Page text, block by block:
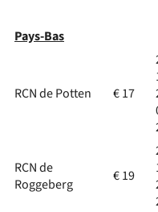
Pays-Bas
RCN de Potten € 17
RCN de
Roggeberg
€ 19